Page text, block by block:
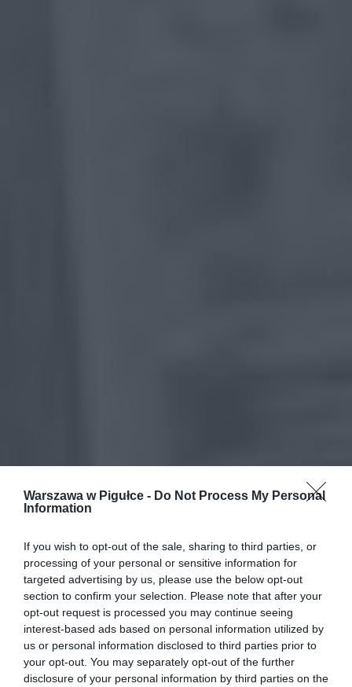
Warszawa w Pigułce - Do Not Process My Personal
Information
If you wish to opt-out of the sale, sharing to third parties, or
processing of your personal or sensitive information for
targeted advertising by us, please use the below opt-out
section to confirm your selection. Please note that after your
opt-out request is processed you may continue seeing
interest-based ads based on personal information utilized by
us or personal information disclosed to third parties prior to
your opt-out. You may separately opt-out of the further
disclosure of your personal information by third parties on the